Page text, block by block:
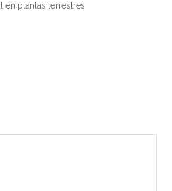
en plantas terrestres